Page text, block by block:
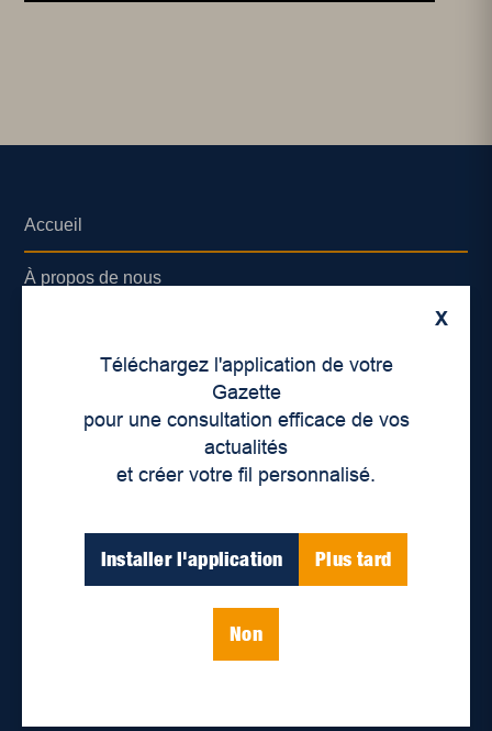
X
Téléchargez l'application de votre
Gazette
pour une consultation efficace de vos
actualités
et créer votre fil personnalisé.
Installer l'application Plus tard
Non
Accueil
À propos de nous
Lieux de distribution